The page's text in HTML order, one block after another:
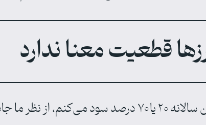
قطعیت معنا ندارد
او در ادامه اضافه کرد: «برای مثال وقتی کسی می‌گوید من سالانه ۲۰